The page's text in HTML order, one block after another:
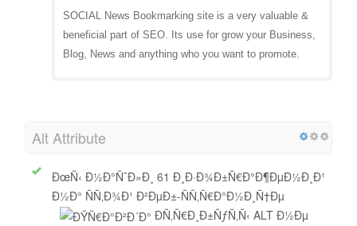
SOCIAL News Bookmarking site is a very valuable &
beneficial part of SEO. Its use for grow your Business,
Blog, News and anything who you want to promote.
Alt Attribute
ÐœÑ‹ Ð½Ð°ÑˆÐ»Ð¸ 61 Ð¸Ð·Ð¾Ð±Ñ€Ð°Ð¶ÐµÐ½Ð¸Ð¹
Ð½Ð° ÑÑ‚Ð¾Ð¹ Ð²ÐµÐ±-ÑÑ‚Ñ€Ð°Ð½Ð¸Ñ†Ðµ
ÐÑ‚Ñ€Ð¸Ð±ÑƒÑ‚Ñ‹ ALT Ð½Ðµ